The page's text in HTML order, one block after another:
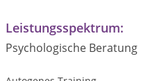
Leistungsspektrum:
Psychologische Beratung